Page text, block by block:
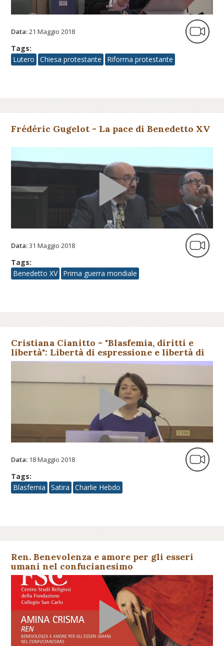
Data:21 Maggio 2018
Tags:
Lutero
Chiesa protestante Riforma protestante
Frédéric Gugelot - La pace di Benedetto XV
Data:31 Maggio 2018
Tags:
Benedetto XV
Prima guerra mondiale
Cristiana Cianitto - "Blasfemia, diritti e
libertà": Libertà di espressione e libertà di
religione un co...
Data: 18 Maggio 2018
Tags:
Blasfemia
Satira Charlie Hebdo
Ren. Benevolenza e amore per gli esseri
umani nel confucianesimo